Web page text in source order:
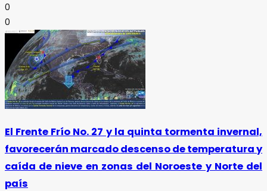
0
0
El Frente Frío No. 27 y la quinta tormenta invernal,
favorecerán marcado descenso de temperatura y
caída de nieve en zonas del Noroeste y Norte del
país